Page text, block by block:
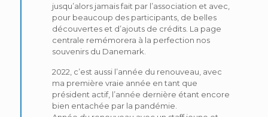
jusqu’alors jamais fait par l’association et avec,
pour beaucoup des participants, de belles
découvertes et d’ajouts de crédits. La page
centrale remémorera à la perfection nos
souvenirs du Danemark.
2022, c’est aussi l’année du renouveau, avec
ma première vraie année en tant que
président actif, l’année dernière étant encore
bien entachée par la pandémie.